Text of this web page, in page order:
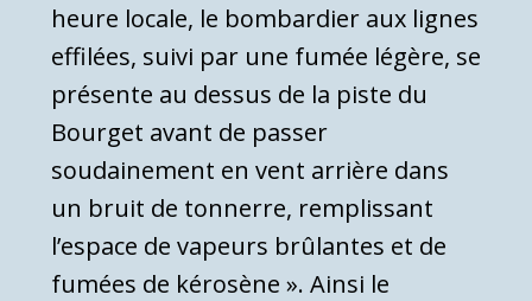
heure locale, le bombardier aux lignes
effilées, suivi par une fumée légère, se
présente au dessus de la piste du
Bourget avant de passer
soudainement en vent arrière dans
un bruit de tonnerre, remplissant
l’espace de vapeurs brûlantes et de
fumées de kérosène ». Ainsi le